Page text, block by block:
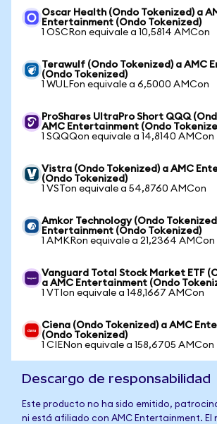
Oscar Health (Ondo Tokenized) a
Entertainment (Ondo Tokenized)
1 OSCRon equivale a 10,5814 AMCon
Terawulf (Ondo Tokenized) a AMC
(Ondo Tokenized)
1 WULFon equivale a 6,5000 AMCon
ProShares UltraPro Short QQQ
AMC Entertainment (Ondo
1 SQQQon equivale a 14,8140 AMCon
Vistra (Ondo Tokenized) a AMC
(Ondo Tokenized)
1 VSTon equivale a 54,8760 AMCon
Amkor Technology (Ondo
Entertainment (Ondo Tokenized)
1 AMKRon equivale a 21,2364 AMCon
Vanguard Total Stock Market ETF
a AMC Entertainment (Ondo
1 VTIon equivale a 148,1667 AMCon
Ciena (Ondo Tokenized) a AMC
(Ondo Tokenized)
1 CIENon equivale a 158,6705 AMCon
Descargo de responsabilidad
Este producto no ha sido emitido,
ni está afiliado con AMC Entertainment. El